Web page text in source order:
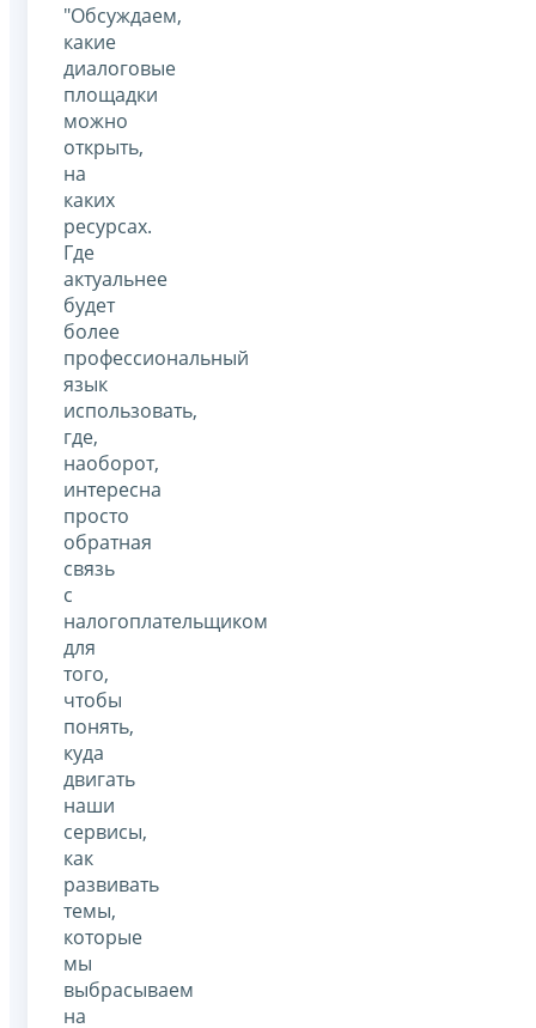
"Обсуждаем,
какие
диалоговые
площадки
можно
открыть,
на
каких
ресурсах.
Где
актуальнее
будет
более
профессиональный
язык
использовать,
где,
наоборот,
интересна
просто
обратная
связь
с
налогоплательщиком
для
того,
чтобы
понять,
куда
двигать
наши
сервисы,
как
развивать
темы,
которые
мы
выбрасываем
на